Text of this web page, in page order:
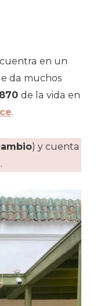
en un
da muchos
de la vida en
.
) y cuenta